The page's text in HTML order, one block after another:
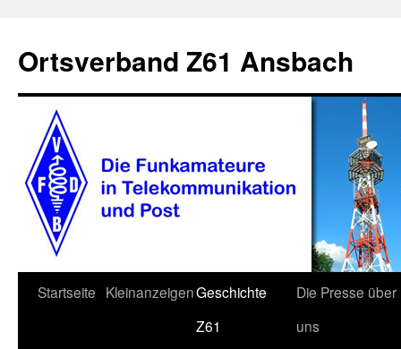
Ortsverband Z61 Ansbach
Zum
Startseite KleinanzeigenGeschichte
Z61
Die Presse über
uns